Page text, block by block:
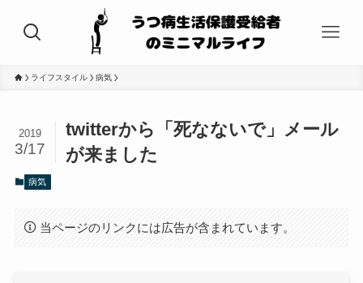
ライフスタイル 病気
twitterから「死なないで」メール
が来ました
2019
3/17
病気
当ページのリンクには広告が含まれています。